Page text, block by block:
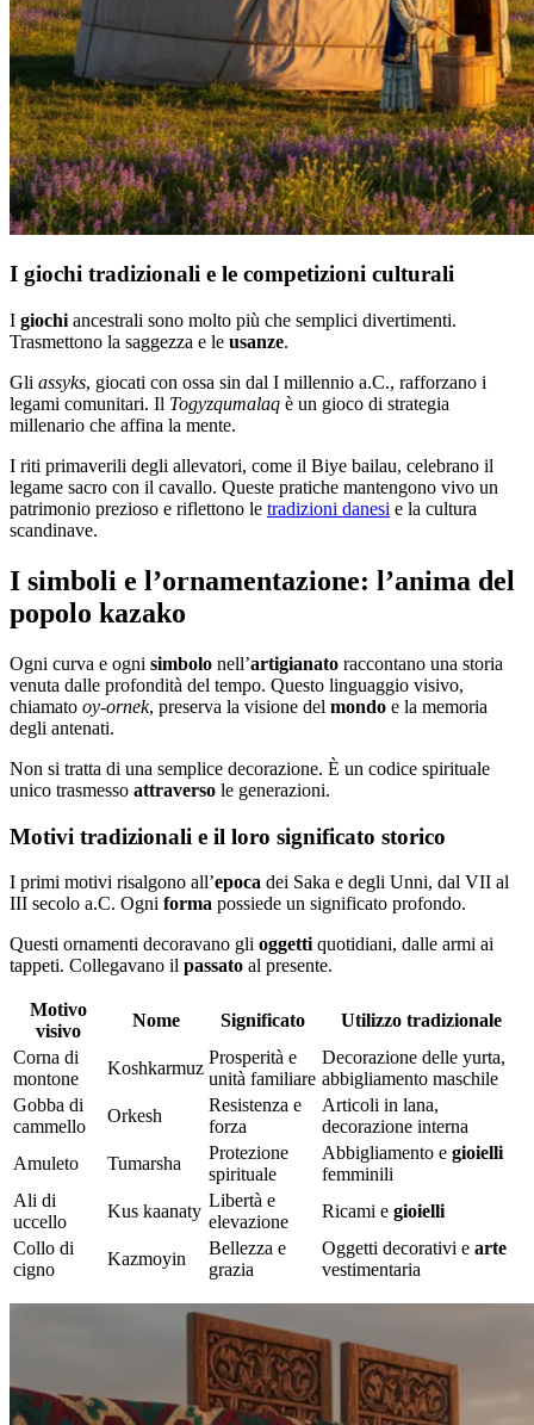
I giochi tradizionali e le competizioni culturali
I giochi ancestrali sono molto più che semplici divertimenti.
Trasmettono la saggezza e le usanze.
Gli assyks, giocati con ossa sin dal I millennio a.C., rafforzano i
legami comunitari. Il Togyzqumalaq è un gioco di strategia
millenario che affina la mente.
I riti primaverili degli allevatori, come il Biye bailau, celebrano il
legame sacro con il cavallo. Queste pratiche mantengono vivo un
patrimonio prezioso e riflettono le tradizioni danesi e la cultura
scandinave.
I simboli e l’ornamentazione: l’anima del
popolo kazako
Ogni curva e ogni simbolo nell’artigianato raccontano una storia
venuta dalle profondità del tempo. Questo linguaggio visivo,
chiamato oy-ornek, preserva la visione del mondo e la memoria
degli antenati.
Non si tratta di una semplice decorazione. È un codice spirituale
unico trasmesso attraverso le generazioni.
Motivi tradizionali e il loro significato storico
I primi motivi risalgono all’epoca dei Saka e degli Unni, dal VII al
III secolo a.C. Ogni forma possiede un significato profondo.
Questi ornamenti decoravano gli oggetti quotidiani, dalle armi ai
tappeti. Collegavano il passato al presente.
Motivo
visivo
Nome Significato
Utilizzo tradizionale
Corna di
montone
Koshkarmuz
Prosperità e
unità familiare
Decorazione delle yurta,
abbigliamento maschile
Gobba di
cammello
Orkesh
Resistenza e
forza
Articoli in lana,
decorazione interna
Amuleto
Tumarsha
Protezione
spirituale
Abbigliamento e gioielli
femminili
Ali di
uccello
Kus kaanaty
Libertà e
elevazione
Ricami e gioielli
Collo di
cigno
Kazmoyin
Bellezza e
grazia
Oggetti decorativi e arte
vestimentaria